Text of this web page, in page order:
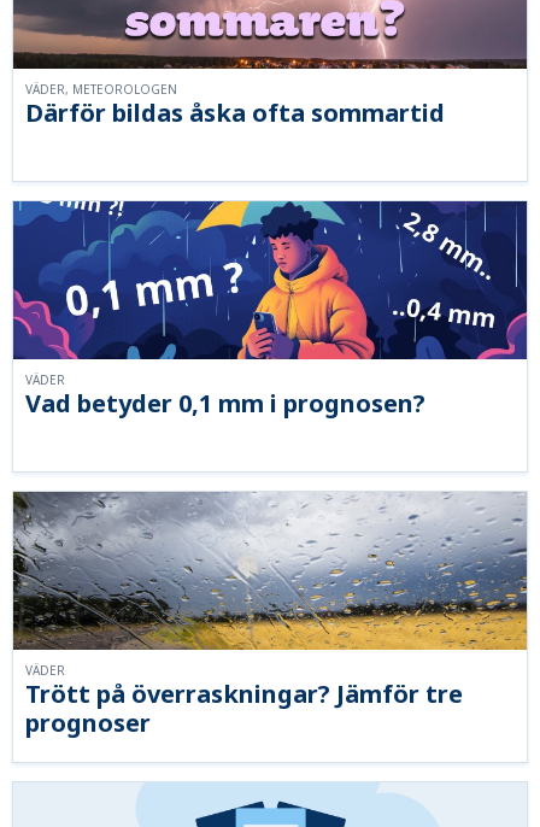
Därför bildas åska ofta sommartid
VÄDER, METEOROLOGEN
Vad betyder 0,1 mm i prognosen?
VÄDER
Trött på överraskningar? Jämför tre
prognoser
VÄDER